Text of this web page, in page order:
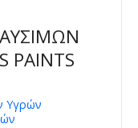
PAINTS
Υγρών